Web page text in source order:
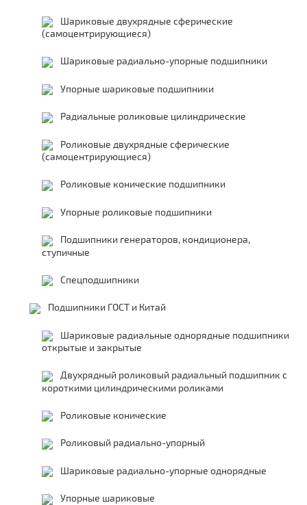
Шариковые двухрядные сферические
(самоцентрирующиеся)
Шариковые радиально-упорные подшипники
Упорные шариковые подшипники
Радиальные роликовые цилиндрические
Роликовые двухрядные сферические
(самоцентрирующиеся)
Роликовые конические подшипники
Упорные роликовые подшипники
Подшипники генераторов, кондиционера,
ступичные
Спецподшипники
Подшипники ГОСТ и Китай
Шариковые радиальные однорядные подшипники
открытые и закрытые
Двухрядный роликовый радиальный подшипник с
короткими цилиндрическими роликами
Роликовые конические
Роликовый радиально-упорный
Шариковые радиально-упорные однорядные
Упорные шариковые